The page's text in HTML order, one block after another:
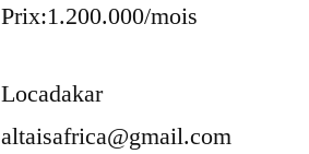
Prix:1.200.000/mois
Locadakar
altaisafrica@gmail.com